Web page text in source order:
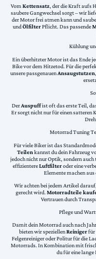
VomKettensatz, der die Kraft aufs
saubere Gangwechsel sorgt – wir
der Motor frei atmen kann und
undÖlfilterPflicht. Das passende
Kühlung
Ein überhitzter Motor ist das Ende
Bike vor dem Hitzetod. Für die
unsere passgenauenAnsaugstutzen
DerAuspuffist oft das erste Teil,
Er sorgt nicht nur für einen satteren
Motorrad Tuning
Für viele Biker ist das
Teilen kannst du dein Fahrzeug
jedoch nicht nur Optik, sondern
effizientereLuftfilteroder eine
Elemente machen
Wir achten bei jedem Artikel
gerecht wird. Motorradteile
Vertrauen durch
Pflege und
Damit dein Motorrad auch nach
bieten wir speziellenReinigerfür
Felgenreiniger oder Politur für die
Motorrads. In Kombination mit
du für eine lange